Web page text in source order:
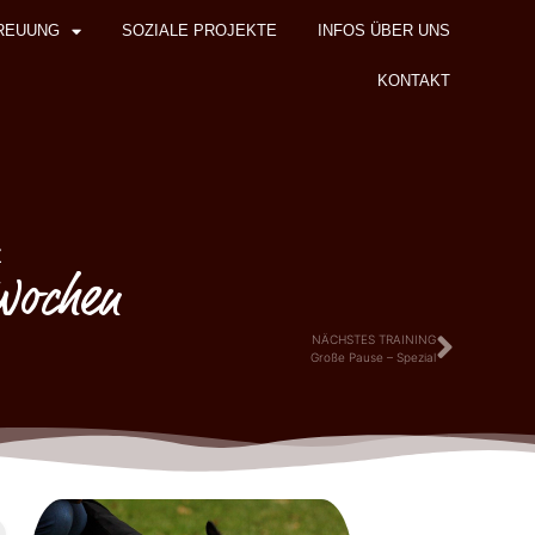
SOZIALE PROJEKTE INFOS ÜBER UNS
KONTAKT
NÄCHSTES TRAINING
Große Pause – Spezial